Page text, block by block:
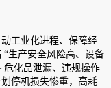
工业化进程、保障经
生产安全风险高、设备
化品泄漏、违规操作
停机损失惨重，高耗